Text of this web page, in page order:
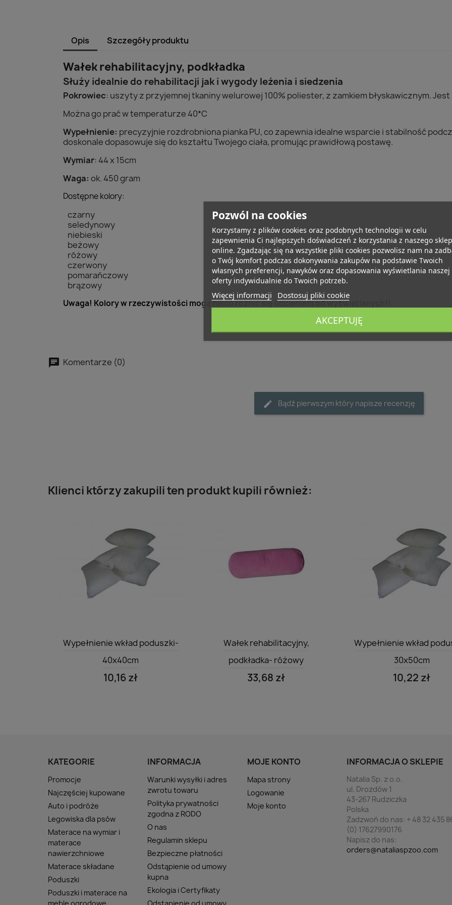
Opis Szczegóły produktu
Wałek rehabilitacyjny, podkładka
Służy idealnie do rehabilitacji jak i wygody leżenia i siedzenia
Pokrowiec: uszyty z przyjemnej tkaniny welurowej 100% poliester, z zamkiem błyskawicznym.
Można go prać w temperaturze 40*C
Wypełnienie: precyzyjnie rozdrobniona pianka PU, co zapewnia idealne wsparcie i stabilność
doskonale dopasowuje się do kształtu Twojego ciała, promując prawidłową postawę.
Wymiar: 44 x 15cm
Waga: ok. 450 gram
Dostępne kolory:
czarny
seledynowy
niebieski
beżowy
różowy
czerwony
pomarańczowy
brązowy
Uwaga! Kolory w rzeczywistości mogą nieco różnić się odcieniem od wyświetlanych!!
Komentarze (0)
Bądź pierwszym który napisze recenzję
Klienci którzy zakupili ten produkt kupili również:
 Szybki podgląd
Wypełnienie wkład poduszki-
40x40cm
10,16 zł
 Szybki podgląd
Wałek rehabilitacyjny,
podkładka- różowy
33,68 zł
 Szybki podgląd
Wypełnienie wkład
30x50cm
10,22 zł
KATEGORIE
Promocje
Najczęściej kupowane
Auto i podróże
Legowiska dla psów
Materace na wymiar i
materace
nawierzchniowe
Materace składane
Poduszki
Poduszki i materace na
INFORMACJA
Warunki wysyłki i adres
zwrotu towaru
Polityka prywatności
zgodna z RODO
O nas
Regulamin sklepu
Bezpieczne płatności
Odstąpienie od umowy
kupna
Ekologia i Certyfikaty
MOJE KONTO
Mapa strony
Logowanie
Moje konto
INFORMACJA O SKLEPIE
Natalia Sp. z o.o.
ul. Drozdów 1
43-267 Rudziczka
Polska
Zadzwoń do nas: + 48 32 435
(0) 17627990176
Napisz do nas:
orders@nataliaspzoo.com
Pozwól na cookies
Korzystamy z plików cookies oraz podobnych technologii w celu
zapewnienia Ci najlepszych doświadczeń z korzystania z naszego
online. Zgadzając się na wszystkie pliki cookies pozwolisz nam na
o Twój komfort podczas dokonywania zakupów na podstawie Twoich
własnych preferencji, nawyków oraz dopasowania wyświetlania naszej
oferty indywidualnie do Twoich potrzeb.
Więcej informacji Dostosuj pliki cookie
AKCEPTUJĘ